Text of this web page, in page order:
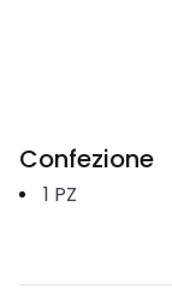
Confezione
1 PZ